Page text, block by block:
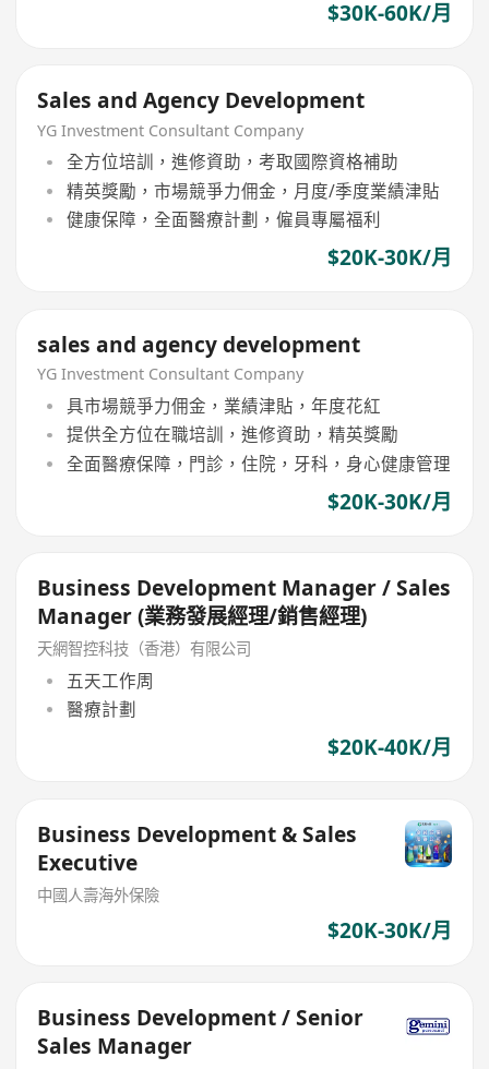
$30K-60K/月
Sales and Agency Development
YG Investment Consultant Company
全方位培訓，進修資助，考取國際資格補助
精英獎勵，市場競爭力佣金，月度/季度業績津貼
健康保障，全面醫療計劃，僱員專屬福利
$20K-30K/月
sales and agency development
YG Investment Consultant Company
具市場競爭力佣金，業績津貼，年度花紅
提供全方位在職培訓，進修資助，精英獎勵
全面醫療保障，門診，住院，牙科，身心健康管理
$20K-30K/月
Business Development Manager / Sales
Manager (業務發展經理/銷售經理)
天網智控科技（香港）有限公司
五天工作周
醫療計劃
$20K-40K/月
Business Development & Sales
Executive
中國人壽海外保險
$20K-30K/月
Business Development / Senior
Sales Manager